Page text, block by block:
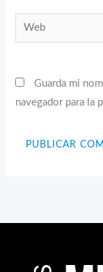
Web
Guarda mi
navegador para la